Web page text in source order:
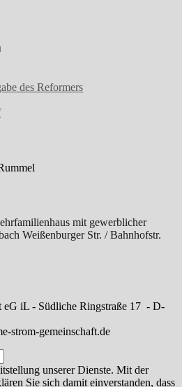
des Reformers
mit gewerblicher
Weißenburger Str. / Bahnhofstr.
eG iL - Südliche Ringstraße 17 - D-
strom-gemeinschaft.de
unserer Dienste. Mit der
Sie sich damit einverstanden, dass